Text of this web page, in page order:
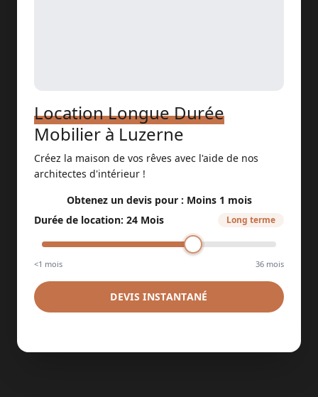
Location Longue Durée
Mobilier à Luzerne
Créez la maison de vos rêves avec l'aide de nos
architectes d'intérieur !
Obtenez un devis pour : Moins 1 mois
Durée de location: 24 Mois Long terme
<1 mois 36 mois
DEVIS INSTANTANÉ